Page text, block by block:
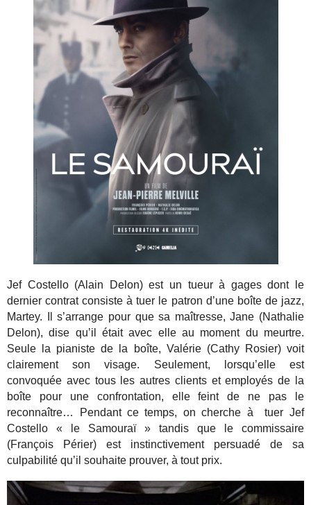
Jef Costello (Alain Delon) est un tueur à gages dont le
dernier contrat consiste à tuer le patron d’une boîte de jazz,
Martey. Il s’arrange pour que sa maîtresse, Jane (Nathalie
Delon), dise qu’il était avec elle au moment du meurtre.
Seule la pianiste de la boîte, Valérie (Cathy Rosier) voit
clairement son visage. Seulement, lorsqu’elle est
convoquée avec tous les autres clients et employés de la
boîte pour une confrontation, elle feint de ne pas le
reconnaître… Pendant ce temps, on cherche à tuer Jef
Costello « le Samouraï » tandis que le commissaire
(François Périer) est instinctivement persuadé de sa
culpabilité qu’il souhaite prouver, à tout prix.